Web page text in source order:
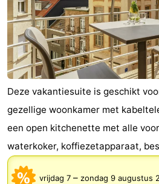
Deze vakantiesuite is geschikt
gezellige woonkamer met
een open kitchenette met alle
waterkoker, koffiezetapparaat,
vrijdag 7 – zondag 9